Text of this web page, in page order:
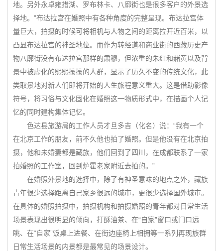
地。另外永卓雍措湖、罗布林卡、八廓街也是很多客户的外景选
择地。”布达拉宫在婚照中有各种角度的完整呈现。布达拉宫体
量巨大，拍摄的时候可将相机与人物之间的距离拉开近百米，以
凸显布达拉宫的神圣地位。而作为转经道和商业街的西藏历史产
物八廓街没有布达拉宫那样的肃穆，但浓重的朱红和赭黄以及背
景中被虚化的熙熙攘攘的人群，显示了历久不变的传统文化，此
类取景地对新人们即将开始的人生旅程意义重大。这是借助影像
符号，将习俗与文化固化在婚照这一物质形式中，在描画个人记
忆的同时建构集体记忆。
色达县旅游局的工作人员才旦多吉（化名）说：“我有一个
在北京工作的朋友，前不久他也拍了婚照。但是他没有在北京拍
摄，他和未婚妻都是藏族，他们回到了四川，在成都联系了一家
拍婚照的工作室，回到炉霍老家附近去拍的。”
在婚照外景地的选择中，除了有神圣意味的地点之外，藏族
青年很少选择距离自己家乡很远的城市，更很少选择国外城市。
在具体的婚照拍摄中，拍摄机构和拍摄婚照的青年都对日常生活
场景表现出很明显的倾向，打酥油茶、在“自家”窗口或门口远
眺、在“自家”饭桌上进餐、在街边座椅上相拥等一系列再现族群
日常生活场景的内景都是最常见的场景设计。